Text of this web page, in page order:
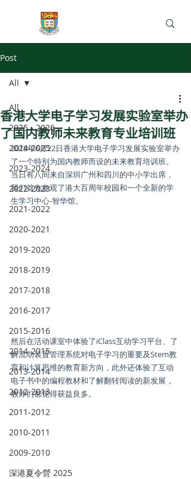
Post
All
2025 - 2026
2024-2025
2023-2024
2022-2023
2021-2022
2020-2021
2019-2020
2018-2019
2017-2018
2016-2017
2015-2016
2014-2015
2013-2014
2012-2013
2011-2012
2010-2011
2009-2010
深港夏令營 2025
All
香港大学电子学习发展实验室举办
了国内教师未来教育专业培训班
2018年6月22日香港大学电子学习发展实验室举办
了一个特别为国内教师而设的未来教育培训班。
当日有八间来自深圳广州和四川的中小学出席，
我们首先参观了港大百周年校园和一个全新的学
生学习中心-智华馆。
然后在活动课室中体验了iClass互动学习平台、了
解流动装置管理系统对电子学习的重要及Stem教
育和计算思维的教育新方向，此外还体验了互动
电子书中的编程教材和了解翻转阅读的新发展，
教师们都觉得获益良多。